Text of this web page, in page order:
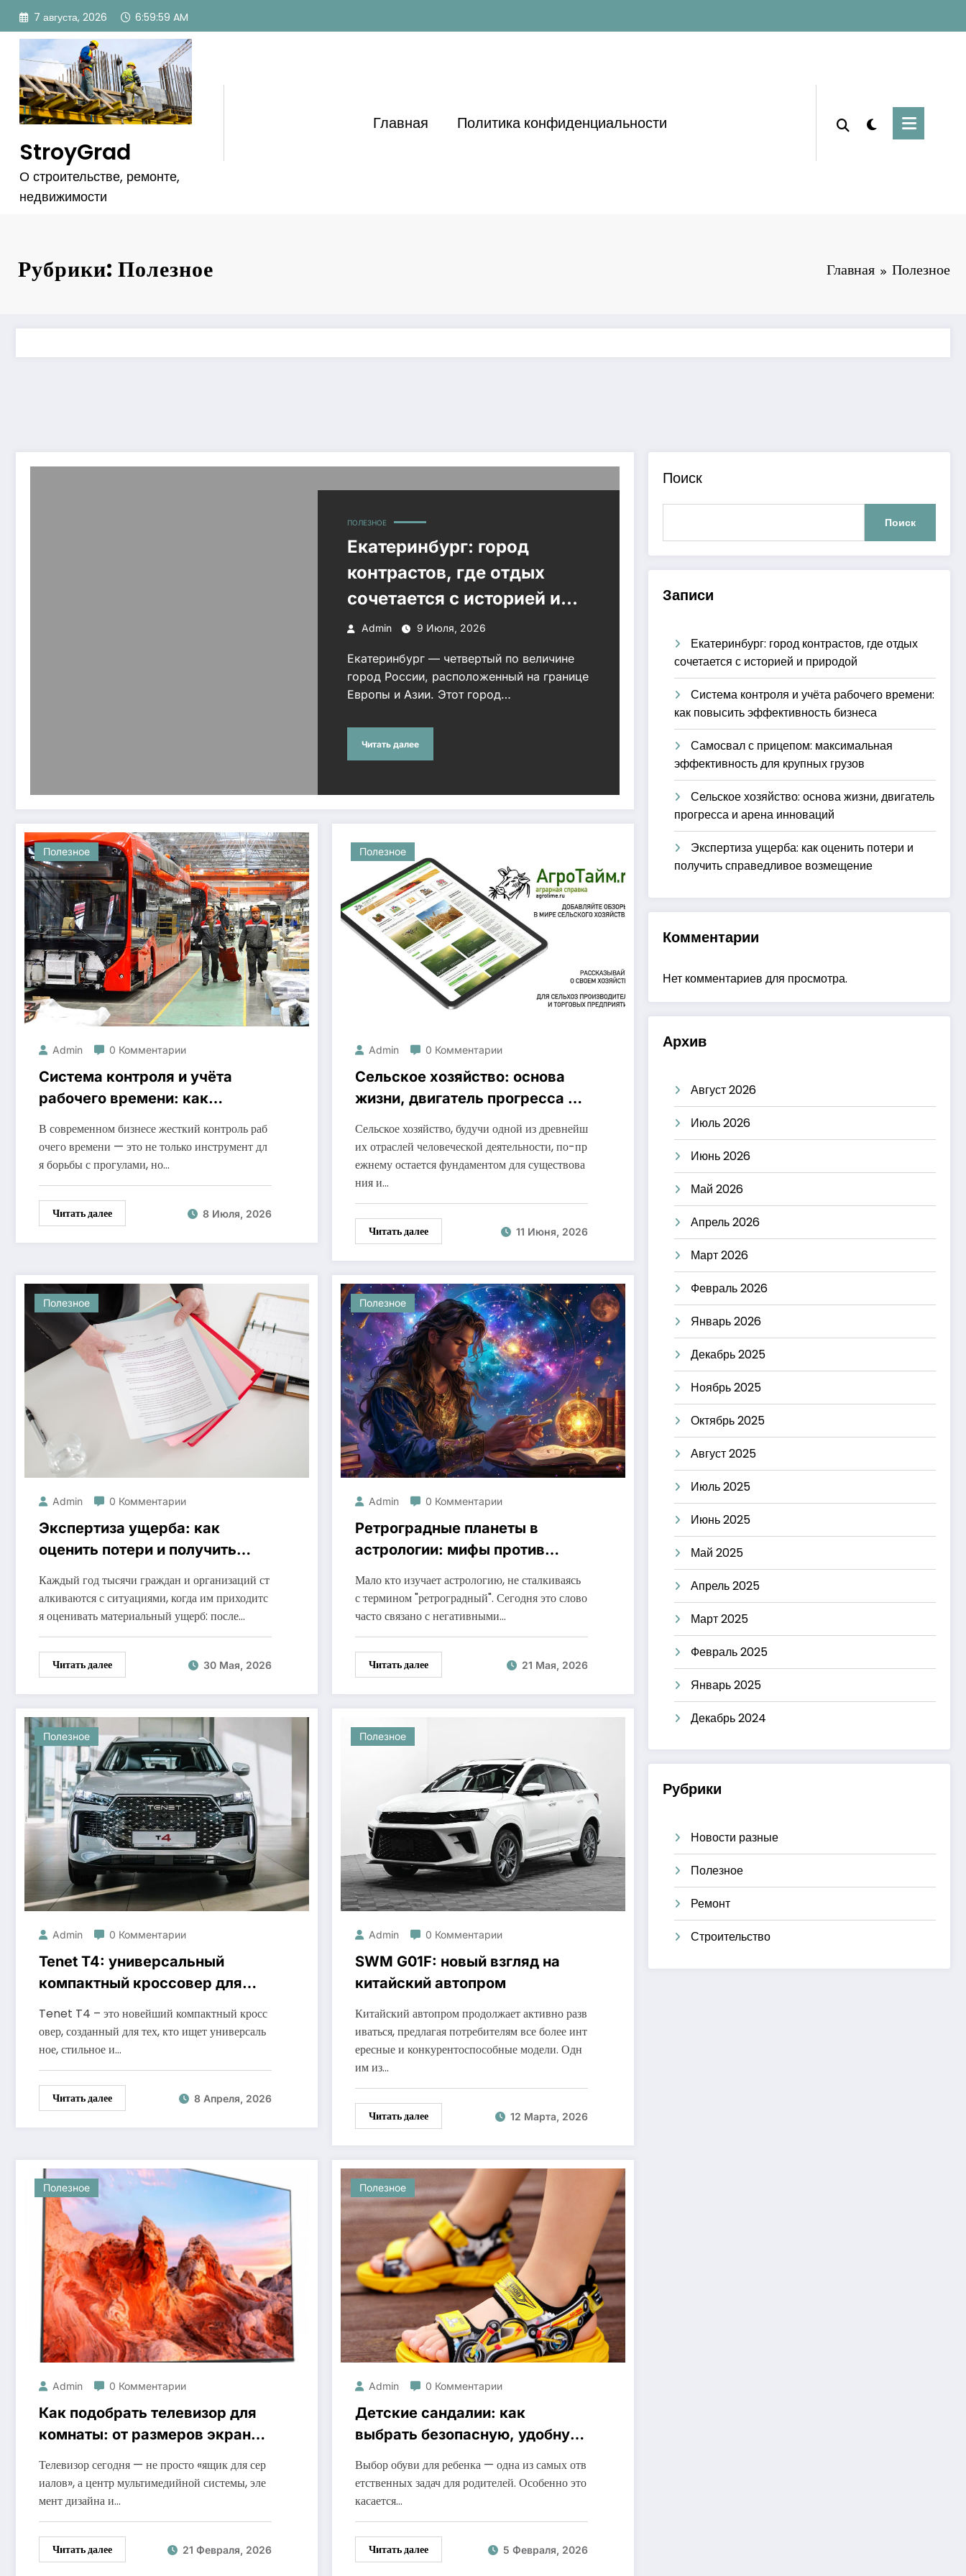
Перейти
содержимому
7 августа, 2026 7:00:00 AM
StroyGrad
О строительстве, ремонте,
недвижимости
Главная Политика конфиденциальности
Рубрики: Полезное Главная Полезное
ПОЛЕЗНОЕ
Екатеринбург: город
контрастов, где отдых
сочетается с историей и
природой
Admin 9 Июля, 2026
Екатеринбург — четвертый по величине
город России, расположенный на границе
Европы и Азии. Этот город…
Читать далее
Полезное
Admin 0 Комментарии
Система контроля и учёта
рабочего времени: как
бизнеса
В современном бизнесе жесткий контроль раб
очего времени — это не только инструмент дл
я борьбы с прогулами, но…
Читать далее 8 Июля, 2026
Полезное
Admin 0 Комментарии
Сельское хозяйство: основа
жизни, двигатель прогресса и
Сельское хозяйство, будучи одной из древнейш
их отраслей человеческой деятельности, по-пр
ежнему остается фундаментом для существова
ния и…
Читать далее 11 Июня, 2026
Полезное
Admin 0 Комментарии
Экспертиза ущерба: как
оценить потери и получить
Каждый год тысячи граждан и организаций ст
алкиваются с ситуациями, когда им приходитс
я оценивать материальный ущерб: после…
Читать далее 30 Мая, 2026
Полезное
Admin 0 Комментарии
Ретроградные планеты в
астрологии: мифы против
Мало кто изучает астрологию, не сталкиваясь
с термином "ретроградный". Сегодня это слово
часто связано с негативными…
Читать далее 21 Мая, 2026
Полезное
Admin 0 Комментарии
Tenet T4: универсальный
компактный кроссовер для
Tenet T4 – это новейший компактный кросс
овер, созданный для тех, кто ищет универсаль
ное, стильное и…
Читать далее 8 Апреля, 2026
Полезное
Admin 0 Комментарии
SWM G01F: новый взгляд на
китайский автопром
Китайский автопром продолжает активно разв
иваться, предлагая потребителям все более инт
ересные и конкурентоспособные модели. Одн
им из…
Читать далее 12 Марта, 2026
Полезное
Admin 0 Комментарии
Как подобрать телевизор для
комнаты: от размеров экрана
Телевизор сегодня — не просто «ящик для сер
иалов», а центр мультимедийной системы, эле
мент дизайна и…
Читать далее 21 Февраля, 2026
Полезное
Admin 0 Комментарии
Детские сандалии: как
выбрать безопасную, удобную
ребенка
Выбор обуви для ребенка — одна из самых отв
етственных задач для родителей. Особенно это
касается…
Читать далее 5 Февраля, 2026
Поиск
Поиск
Записи
Екатеринбург: город контрастов, где отдых
сочетается с историей и природой
Система контроля и учёта рабочего времени:
как повысить эффективность бизнеса
Самосвал с прицепом: максимальная
эффективность для крупных грузов
Сельское хозяйство: основа жизни, двигатель
прогресса и арена инноваций
Экспертиза ущерба: как оценить потери и
получить справедливое возмещение
Комментарии
Нет комментариев для просмотра.
Архив
Август 2026
Июль 2026
Июнь 2026
Май 2026
Апрель 2026
Март 2026
Февраль 2026
Январь 2026
Декабрь 2025
Ноябрь 2025
Октябрь 2025
Август 2025
Июль 2025
Июнь 2025
Май 2025
Апрель 2025
Март 2025
Февраль 2025
Январь 2025
Декабрь 2024
Рубрики
Новости разные
Полезное
Ремонт
Строительство